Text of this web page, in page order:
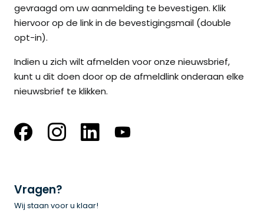
gevraagd om uw aanmelding te bevestigen. Klik
hiervoor op de link in de bevestigingsmail (double
opt-in).
Indien u zich wilt afmelden voor onze nieuwsbrief,
kunt u dit doen door op de afmeldlink onderaan elke
nieuwsbrief te klikken.
Vragen?
Wij staan voor u klaar!